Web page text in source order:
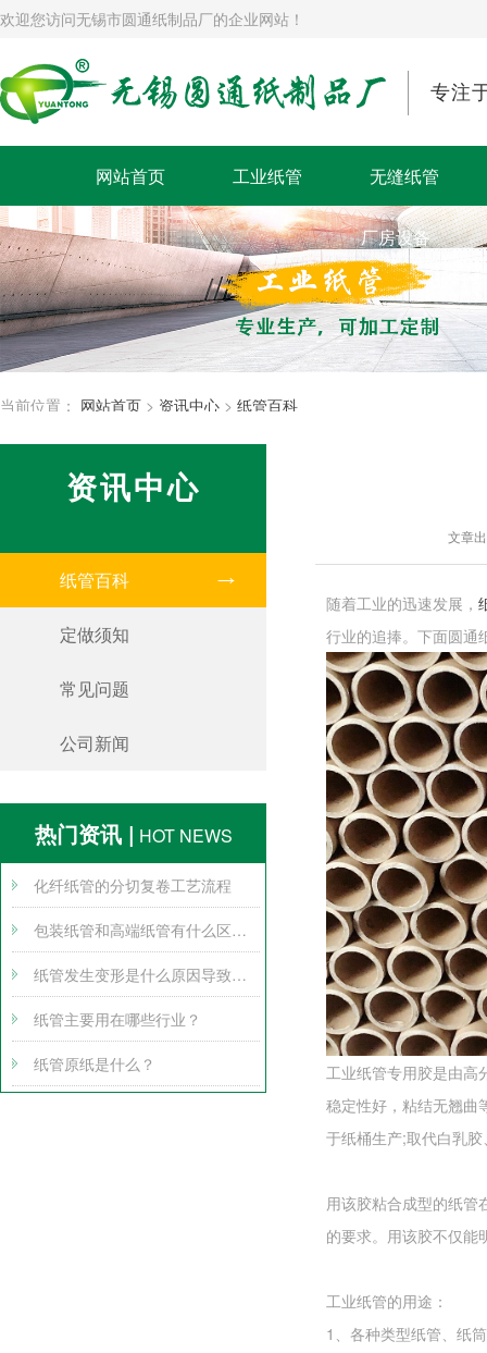
欢迎您访问无锡市圆通纸制品厂的企业网站！
专注
网站首页 工业纸管 无缝纸管
厂房设备
当前位置： 网站首页 > 资讯中心 > 纸管百科
资讯中心
纸管百科
定做须知
常见问题
公司新闻
热门资讯 | HOT NEWS
化纤纸管的分切复卷工艺流程
包装纸管和高端纸管有什么区别？
纸管发生变形是什么原因导致的？
纸管主要用在哪些行业？
纸管原纸是什么？
文章
随着工业的迅速发展，
行业的追捧。下面圆通
工业纸管专用胶是由高
稳定性好，粘结无翘曲
于纸桶生产;取代白乳
用该胶粘合成型的纸管
的要求。用该胶不仅能
工业纸管的用途：
1、各种类型纸管、纸